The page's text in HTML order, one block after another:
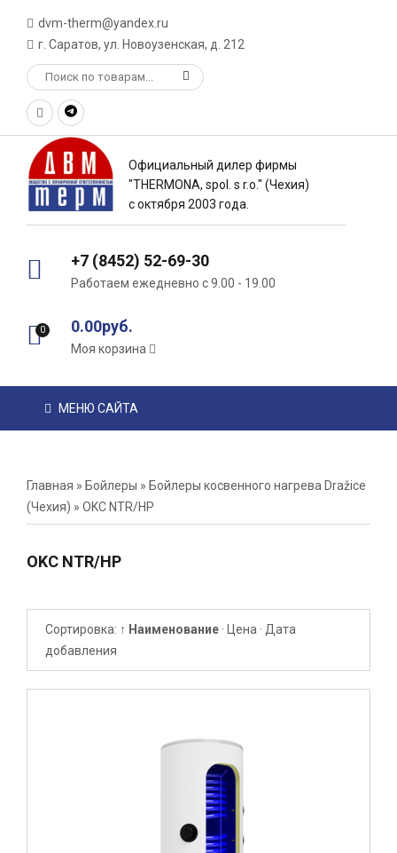
dvm-therm@yandex.ru
г. Саратов, ул. Новоузенская, д. 212
Официальный дилер фирмы
"THERMONA, spol. s r.o." (Чехия)
с октября 2003 года.
+7 (8452) 52-69-30
Работаем ежедневно с 9.00 - 19.00
0 0.00руб.
Моя корзина
МЕНЮ САЙТА
Главная » Бойлеры » Бойлеры косвенного нагрева Dražice
(Чехия) » OKC NTR/HP
OKC NTR/HP
Сортировка: ↑ Наименование · Цена · Дата
добавления